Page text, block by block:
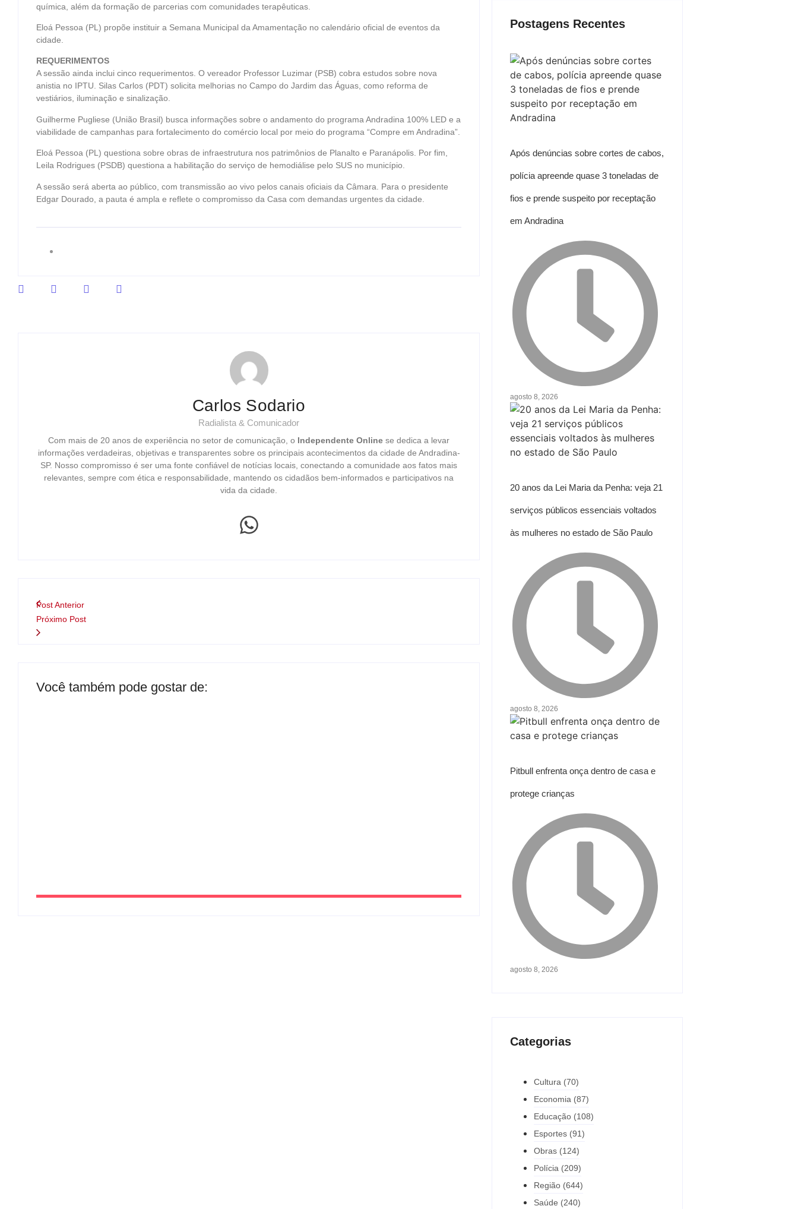
química, além da formação de parcerias com comunidades terapêuticas.
Eloá Pessoa (PL) propõe instituir a Semana Municipal da Amamentação no calendário oficial de eventos da
cidade.
REQUERIMENTOS
A sessão ainda inclui cinco requerimentos. O vereador Professor Luzimar (PSB) cobra estudos sobre nova
anistia no IPTU. Silas Carlos (PDT) solicita melhorias no Campo do Jardim das Águas, como reforma de
vestiários, iluminação e sinalização.
Guilherme Pugliese (União Brasil) busca informações sobre o andamento do programa Andradina 100% LED e a
viabilidade de campanhas para fortalecimento do comércio local por meio do programa “Compre em Andradina”.
Eloá Pessoa (PL) questiona sobre obras de infraestrutura nos patrimônios de Planalto e Paranápolis. Por fim,
Leila Rodrigues (PSDB) questiona a habilitação do serviço de hemodiálise pelo SUS no município.
A sessão será aberta ao público, com transmissão ao vivo pelos canais oficiais da Câmara. Para o presidente
Edgar Dourado, a pauta é ampla e reflete o compromisso da Casa com demandas urgentes da cidade.
Carlos Sodario
Radialista & Comunicador
Com mais de 20 anos de experiência no setor de comunicação, o Independente Online se dedica a levar
informações verdadeiras, objetivas e transparentes sobre os principais acontecimentos da cidade de Andradina-
SP. Nosso compromisso é ser uma fonte confiável de notícias locais, conectando a comunidade aos fatos mais
relevantes, sempre com ética e responsabilidade, mantendo os cidadãos bem-informados e participativos na
vida da cidade.
Post Anterior
Próximo Post
Você também pode gostar de:
Postagens Recentes
Após denúncias sobre cortes de cabos,
polícia apreende quase 3 toneladas de
fios e prende suspeito por receptação
em Andradina
agosto 8, 2026
20 anos da Lei Maria da Penha: veja 21
serviços públicos essenciais voltados
às mulheres no estado de São Paulo
agosto 8, 2026
Pitbull enfrenta onça dentro de casa e
protege crianças
agosto 8, 2026
Categorias
Cultura (70)
Economia (87)
Educação (108)
Esportes (91)
Obras (124)
Polícia (209)
Região (644)
Saúde (240)